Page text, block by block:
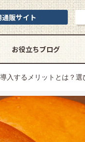
販サイト
お役立ちブログ
入するメリットとは？